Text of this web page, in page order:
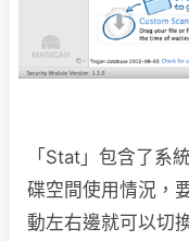
「Stat」包含了系
碟空間使用情況，
動左右邊就可以切